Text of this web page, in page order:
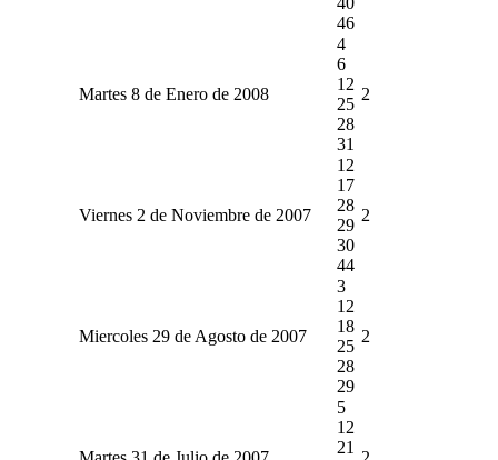
46
Martes 8 de Enero de 2008
4
6
12
25
28
31
2
Viernes 2 de Noviembre de 2007
12
17
28
29
30
44
2
Miercoles 29 de Agosto de 2007
3
12
18
25
28
29
2
5
12
21